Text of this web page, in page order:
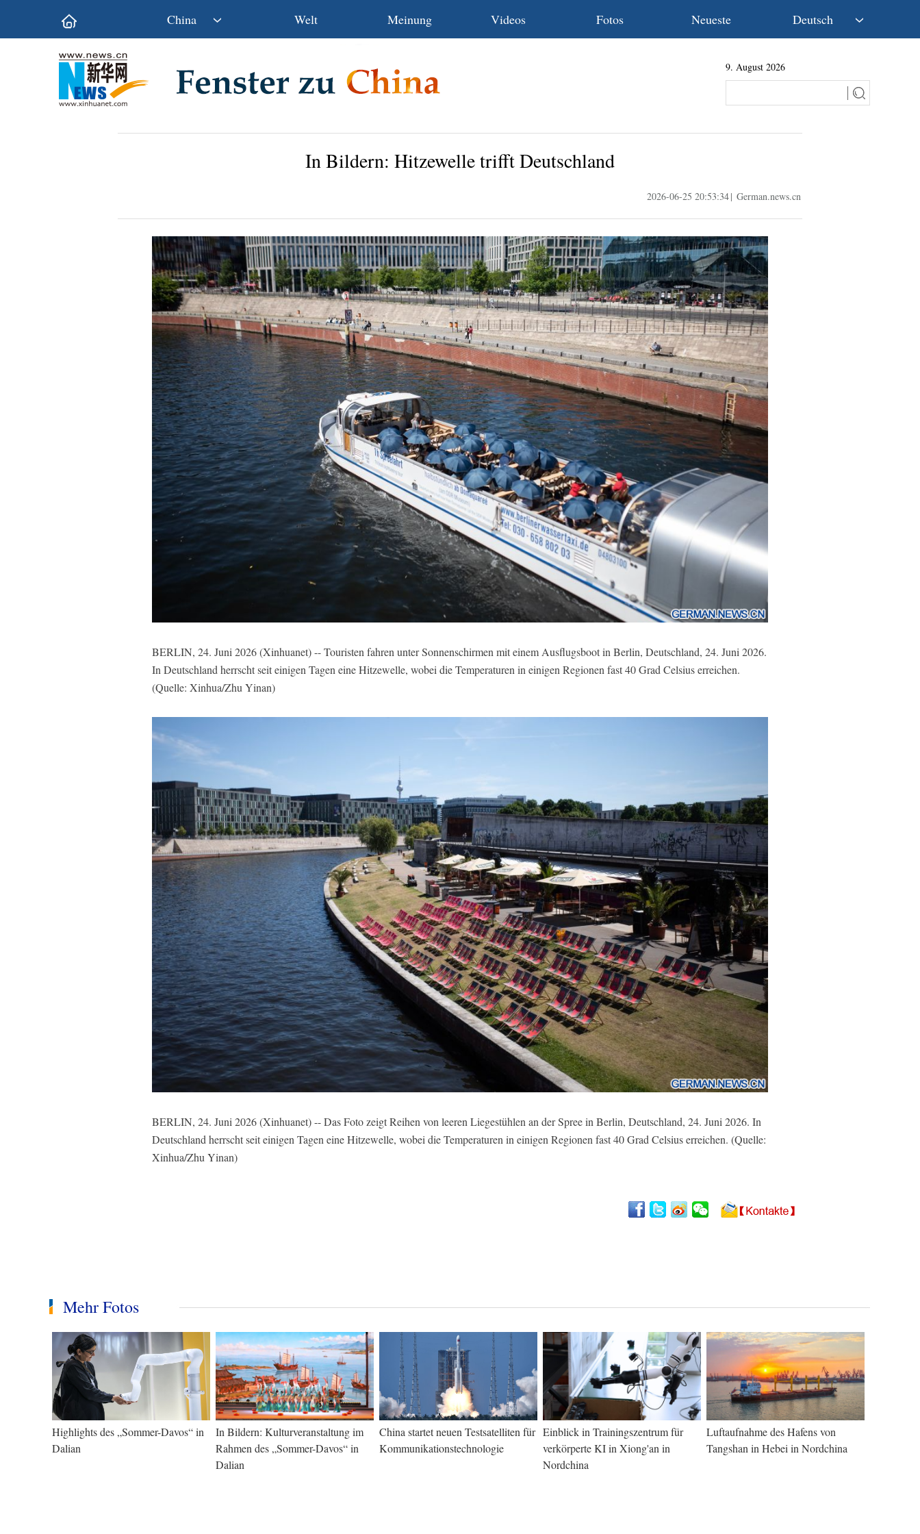
China
Wirtschaft
Kultur&Reise
Welt Meinung Videos Fotos Neueste Deutsch
Français
9. August 2026
In Bildern: Hitzewelle trifft Deutschland
2026-06-25 20:53:34| German.news.cn
BERLIN, 24. Juni 2026 (Xinhuanet) -- Touristen fahren unter Sonnenschirmen mit einem Ausflugsboot in Berlin, Deutschland, 24. Juni 2026.
In Deutschland herrscht seit einigen Tagen eine Hitzewelle, wobei die Temperaturen in einigen Regionen fast 40 Grad Celsius erreichen.
(Quelle: Xinhua/Zhu Yinan)
BERLIN, 24. Juni 2026 (Xinhuanet) -- Das Foto zeigt Reihen von leeren Liegestühlen an der Spree in Berlin, Deutschland, 24. Juni 2026. In
Deutschland herrscht seit einigen Tagen eine Hitzewelle, wobei die Temperaturen in einigen Regionen fast 40 Grad Celsius erreichen. (Quelle:
Xinhua/Zhu Yinan)
Mehr Fotos
Highlights des „Sommer-Davos“ in
Dalian
In Bildern: Kulturveranstaltung im
Rahmen des „Sommer-Davos“ in
Dalian
China startet neuen Testsatelliten für
Kommunikationstechnologie
Einblick in Trainingszentrum für
verkörperte KI in Xiong'an in
Nordchina
Luftaufnahme des Hafens von
Tangshan in Hebei in Nordchina